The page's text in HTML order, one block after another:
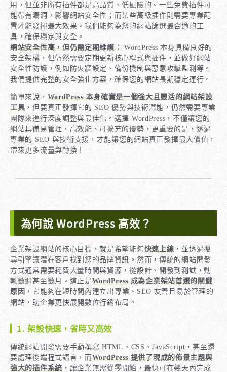
用，但並非所有插件都是高品質、低風險的。一些免費插件可
能帶有漏洞，影響網站安全性；而某些高級插件則需要專業配
置才能發揮最大效果。我們能夠為您的網站篩選最合適的工
具，確保穩定與安全。
網站安全性高，但仍需定期維護：WordPress 本身具備良好的
安全架構，但仍然需要定期更新核心程式與插件，並做好網站
安全性防護，例如防火牆設定、備份機制與惡意攻擊監測等。
我們提供完整的安全強化方案，確保您的網站長期穩定運行。
簡單來說， WordPress 本身確實是一個強大且靈活的網站架設
工具 ，但要真正發揮它的 SEO 優勢與技術潛能，仍然需要專業
團隊來進行深度調整與最佳化。選擇 WordPress，不僅讓您的
網站具備易管理、高效能、可擴充的優勢，更重要的是，透過
專業的 SEO 與技術支援，才能讓您的網站真正發揮最大價值，
帶來更多流量與轉換！
為何說 WordPress 高效？
企業架設網站的核心目標，就是希望能夠快速上線 ，並透過搜
尋引擎讓潛在客戶找到您的品牌資訊。然而，傳統的網站開發
方式通常需要耗費大量時間與資源，從設計、開發到測試，動
輒數週甚至數月。這正是WordPress 成為企業架站首選的關鍵
原因 ，它能夠在短時間內建立出專業、SEO 友善且易於管理的
網站，助企業更快展開數位行銷布局。
1. 架設快速，省時又高效
傳統網站開發需要手動撰寫 HTML、CSS、JavaScript，甚至還
要處理後端程式語言，而WordPress 提供了現成的佈景主題與
強大的插件系統，讓企業無需從零開始，最快可在幾天內完成